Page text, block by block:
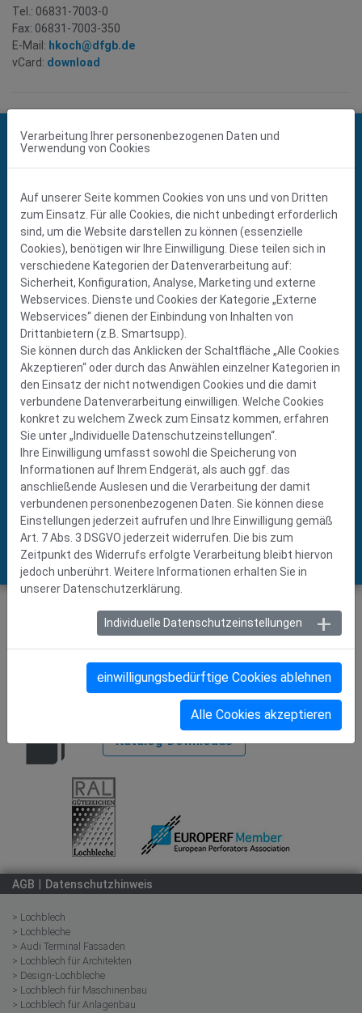
Tel.: 06831-7003-0
Fax: 06831-7003-350
E-Mail: hkoch@dfgb.de
vCard: download
KONTAKT
Dillinger Fabrik
Franz-Meguin-Straße 20
D-66763 Dillingen
Fax +49 (0) 6831 7003-525
info@dfgb.de
www.dfgb.de
DILLINGER GROUP
> Dillinger Fabrik gelochter Bleche (D)
> DF Lochbleche (D)
> PREZIEHS (D)
> Dillinger Edelstahl (D)
> DF Perforation (F)
> DF Bulgaria (BG)
> Perfox (NL)
> Canal (B)
> DF Lochbleche (S)
> DF Österreich (A)
> DF Schweiz (CH)
> Sigamet (PL)
> Dĕrované plechy (CZ)
> Astrup (N)
> SEMITECH (DK)
> STW Steel (Fi)
in unsere Lochblechwelt
zum Film
Sie unser Sortiment
Katalog-Downloads
AGB Datenschutzhinweis
> Lochblech
> Lochbleche
> Audi Terminal Fassaden
> Lochblech für Architekten
> Design-Lochbleche
> Lochblech für Maschinenbau
> Lochblech für Anlagenbau
Verarbeitung Ihrer personenbezogenen Daten und
Verwendung von Cookies
Auf unserer Seite kommen Cookies von uns und von Dritten
zum Einsatz. Für alle Cookies, die nicht unbedingt erforderlich
sind, um die Website darstellen zu können (essenzielle
Cookies), benötigen wir Ihre Einwilligung. Diese teilen sich in
verschiedene Kategorien der Datenverarbeitung auf:
Sicherheit, Konfiguration, Analyse, Marketing und externe
Webservices. Dienste und Cookies der Kategorie „Externe
Webservices“ dienen der Einbindung von Inhalten von
Drittanbietern (z.B. Smartsupp).
Sie können durch das Anklicken der Schaltfläche „Alle Cookies
Akzeptieren“ oder durch das Anwählen einzelner Kategorien in
den Einsatz der nicht notwendigen Cookies und die damit
verbundene Datenverarbeitung einwilligen. Welche Cookies
konkret zu welchem Zweck zum Einsatz kommen, erfahren
Sie unter „Individuelle Datenschutzeinstellungen“.
Ihre Einwilligung umfasst sowohl die Speicherung von
Informationen auf Ihrem Endgerät, als auch ggf. das
anschließende Auslesen und die Verarbeitung der damit
verbundenen personenbezogenen Daten. Sie können diese
Einstellungen jederzeit aufrufen und Ihre Einwilligung gemäß
Art. 7 Abs. 3 DSGVO jederzeit widerrufen. Die bis zum
Zeitpunkt des Widerrufs erfolgte Verarbeitung bleibt hiervon
jedoch unberührt. Weitere Informationen erhalten Sie in
unserer Datenschutzerklärung.
Individuelle Datenschutzeinstellungen
einwilligungsbedürftige Cookies ablehnen
Alle Cookies akzeptieren